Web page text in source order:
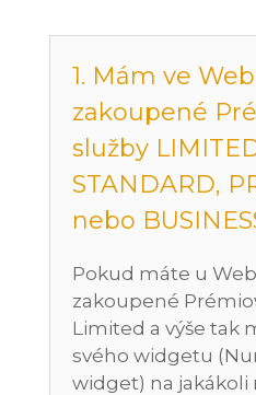
1. Mám ve
zakoupené
služby
STANDARD,
nebo
Pokud máte u
zakoupené
Limited a výše tak
svého widgetu
widget) na jakákoli